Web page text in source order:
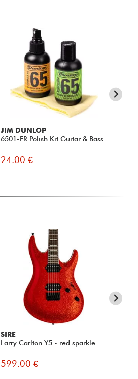
JIM DUNLOP
6501-FR Polish Kit Guitar & Bass
24.00 €
SIRE
Larry Carlton Y5 - red sparkle
599.00 €